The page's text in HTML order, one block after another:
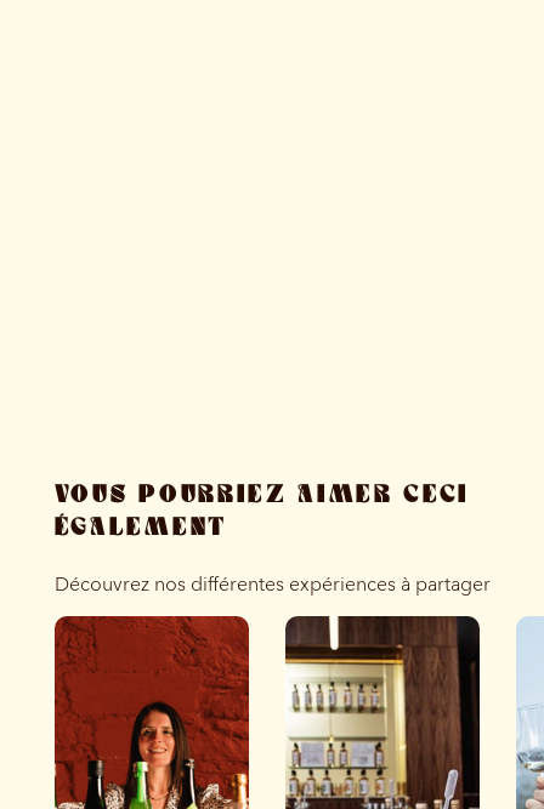
VOUS POURRIEZ AIMER CECI
ÉGALEMENT
Découvrez nos différentes expériences à partager